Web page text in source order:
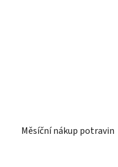
Měsíční nákup potravin